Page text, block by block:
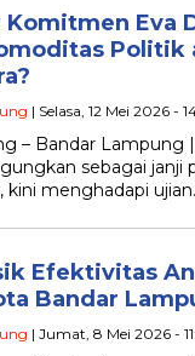
Komitmen Eva
Politik
| Selasa, 12 Mei 2026 -
– Bandar Lampung
sebagai janji
kini menghadapi
Efektivitas
Bandar
| Jumat, 8 Mei 2026 -